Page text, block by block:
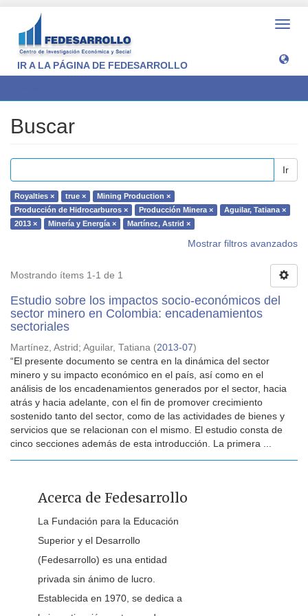
IR A LA PÁGINA DE FEDESARROLLO
Buscar
Ir
Royalties × true ×
Mining Production ×
Producción de Hidrocarburos ×
Producción Minera ×
Aguilar, Tatiana ×
2013 ×
Minería y Energía × Martínez, Astrid ×
Mostrar filtros avanzados
Mostrando ítems 1-1 de 1
Estudio sobre los impactos socio-económicos del
sector minero en Colombia: encadenamientos
sectoriales
Martínez, Astrid ; Aguilar, Tatiana (2013-07)
“El presente documento se centra en la dinámica del sector
minero y su impacto económico en el país, así como en el
análisis de los encadenamientos generados por el sector, hacia
atrás y hacia adelante, con el fin de promover crecimiento
sostenido tanto del sector, como de las actividades de bienes y
servicios que se relacionan con el mismo. El estudio consta de
cinco secciones además de esta introducción. La primera ...
Acerca de Fedesarrollo
La Fundación para la Educación
Superior y el Desarrollo
(Fedesarrollo) es una entidad
privada sin ánimo de lucro.
Establecida en 1970, se dedica a